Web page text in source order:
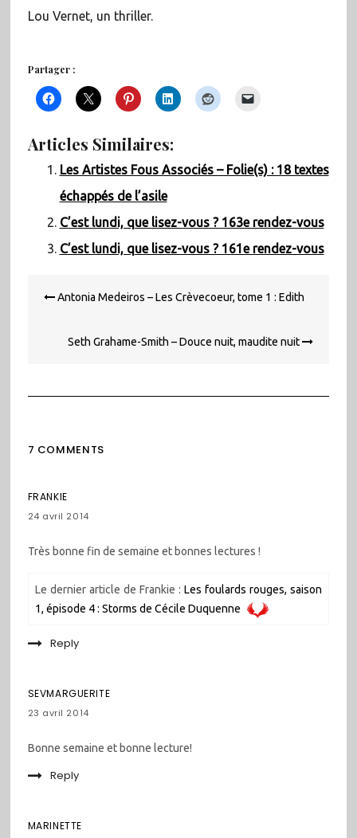
Lou Vernet, un thriller.
Partager :
Articles Similaires:
Les Artistes Fous Associés – Folie(s) : 18 textes
échappés de l’asile
C’est lundi, que lisez-vous ? 163e rendez-vous
C’est lundi, que lisez-vous ? 161e rendez-vous
de Antonia Medeiros – Les Crèvecoeur, tome 1 : Edith
Seth Grahame-Smith – Douce nuit, maudite nuit
7 COMMENTS
FRANKIE
24 avril 2014
Très bonne fin de semaine et bonnes lectures !
Le dernier article de Frankie :Les foulards rouges, saison
1, épisode 4 : Storms de Cécile Duquenne
Reply
SEVMARGUERITE
23 avril 2014
Bonne semaine et bonne lecture!
Reply
MARINETTE